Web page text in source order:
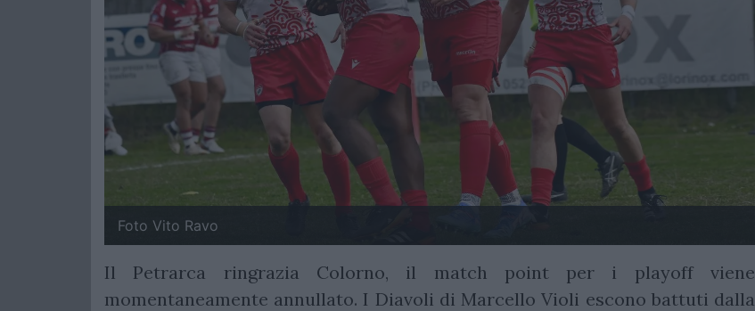
Foto Vito Ravo
Il Petrarca ringrazia Colorno, il match point per i playoff viene
momentaneamente annullato. I Diavoli di Marcello Violi escono battuti dalla